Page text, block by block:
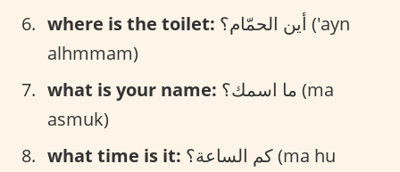
where is the toilet:
alhmmam)
what is your name:
asmuk)
what time is it: